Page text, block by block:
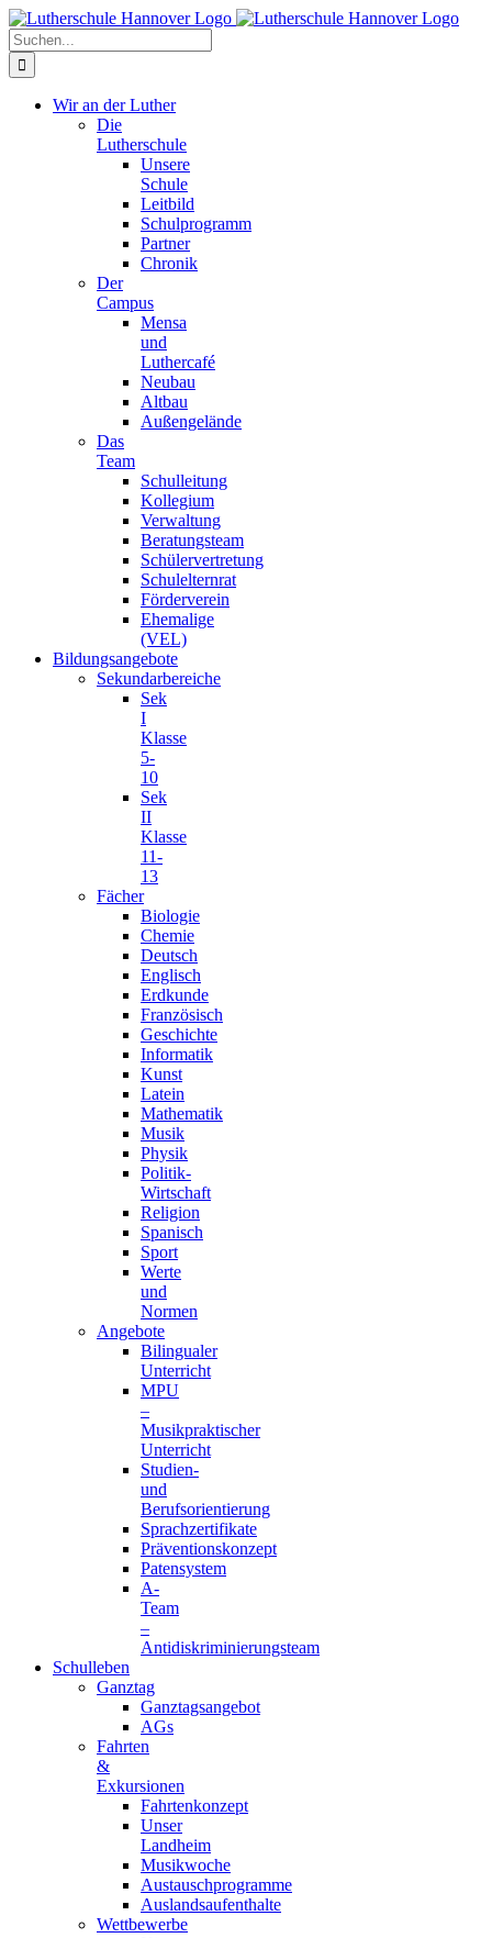
Zum
Inhalt
springen
Facebook
X
Instagram
Pinterest
Suche
nach:
Wir an der Luther
Die
Lutherschule
Unsere
Schule
Leitbild
Schulprogramm
Partner
Chronik
Der
Campus
Mensa
und
Luthercafé
Neubau
Altbau
Außengelände
Das
Team
Schulleitung
Kollegium
Verwaltung
Beratungsteam
Schülervertretung
Schulelternrat
Förderverein
Ehemalige
(VEL)
Bildungsangebote
Sekundarbereiche
Sek
I
Klasse
5-
10
Sek
II
Klasse
11-
13
Fächer
Biologie
Chemie
Deutsch
Englisch
Erdkunde
Französisch
Geschichte
Informatik
Kunst
Latein
Mathematik
Musik
Physik
Politik-
Wirtschaft
Religion
Spanisch
Sport
Werte
und
Normen
Angebote
Bilingualer
Unterricht
MPU
–
Musikpraktischer
Unterricht
Studien-
und
Berufsorientierung
Sprachzertifikate
Präventionskonzept
Patensystem
A-
Team
–
Antidiskriminierungsteam
Schulleben
Ganztag
Ganztagsangebot
AGs
Fahrten
&
Exkursionen
Fahrtenkonzept
Unser
Landheim
Musikwoche
Austauschprogramme
Auslandsaufenthalte
Wettbewerbe